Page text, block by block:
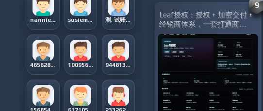
9
Leaf授权：授权 + 加密交付 +
经销商体系，一套打通商业
化闭环
nanniehayner931 susiemattox13 测, 试账号
46562880 1009566557 944813409